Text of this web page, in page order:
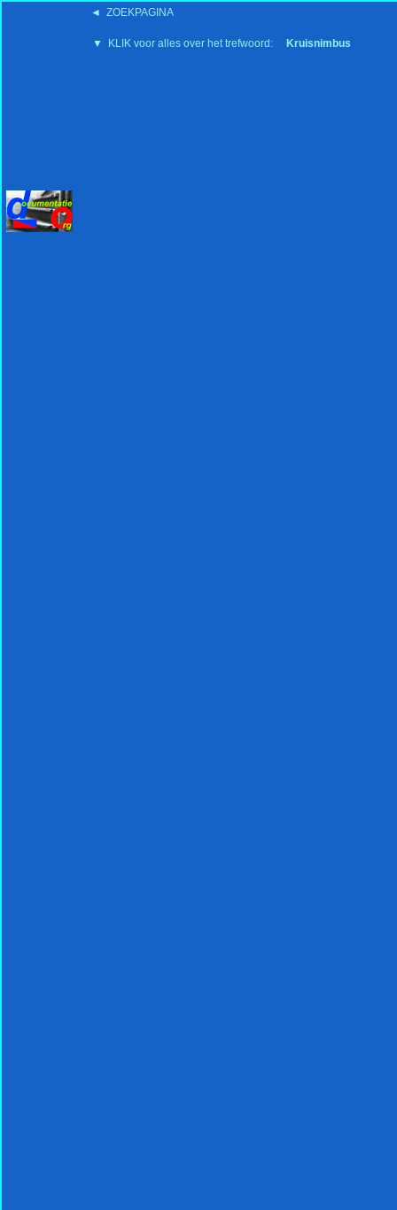
◄ ZOEKPAGINA
▼ KLIK voor alles over het trefwoord: Kruisnimbus
'15:19 19-2-2008